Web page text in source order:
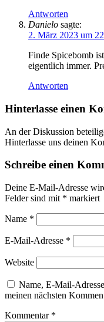
Antworten
Danielo sagte:
2. März 2023 um
Finde Spicebomb
eigentlich immer.
Antworten
Hinterlasse einen
An der Diskussion
Hinterlasse uns deinen
Schreibe einen
Deine E-Mail-Adresse
Felder sind mit * markiert
Name *
E-Mail-Adresse *
Website
Name, E-Mail-
meinen nächsten
Kommentar *